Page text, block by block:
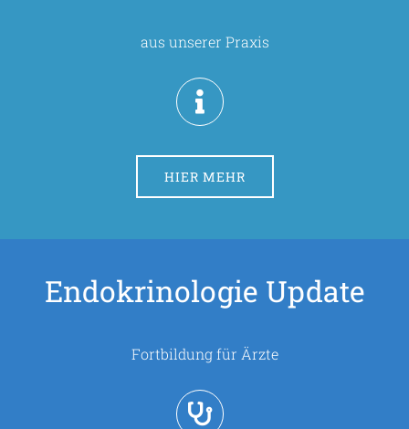
aus unserer Praxis
HIER MEHR
Endokrinologie Update
Fortbildung für Ärzte